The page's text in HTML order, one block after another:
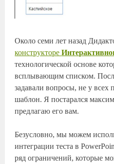
Около семи лет назад
конструкторе
технологической основе
всплывающим списком.
задавали вопросы, не у всех
шаблон. Я постарался
предлагаю его вам.
Безусловно, мы можем
интеграции теста в
ряд ограничений, которые